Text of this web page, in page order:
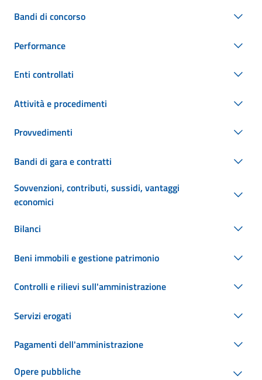
Bandi di concorso
Performance
Enti controllati
Attività e procedimenti
Provvedimenti
Bandi di gara e contratti
Sovvenzioni, contributi, sussidi, vantaggi
economici
Bilanci
Beni immobili e gestione patrimonio
Controlli e rilievi sull'amministrazione
Servizi erogati
Pagamenti dell'amministrazione
Opere pubbliche